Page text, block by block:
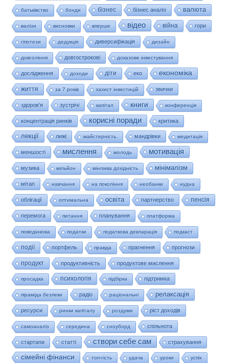
батьківство бонди бізнес бізнес аналіз валюта
валізи висновки вперше відео війна гори
гіпотези дедукція диверсифікація дизайн
довгоління довгострокові доказове інвестування
дослідження доходи діти еко економіка
життя за 7 років захист інвестицій звички
здоров'я зустрічі капітал книги конференція
концентрація ринків корисні поради критика
лекції лижі майстерність. мандрівки медитація
меншості мислення молодь мотивація
музика мільйон мінлива дохідність мінімалізм
мітап навчання на покоління необанки нудна
облігації оптимальна освіта партнерство пенсія
перемога питання планування платформа
поведінкова податки податкова декларація подкаст
події портфель правда прагнення прогнози
продукт продуктивність продуктове мислення
просадка психологія підбірка підтримка
піраміда безпеки радіо раціональні релаксація
ресурси ринки капіталу роздуми ріст доходів
самоаналіз середина сноуборд спільнота
стартапи статті створи себе сам страхування
сімейні фінанси топ-гість удача уроки успіх